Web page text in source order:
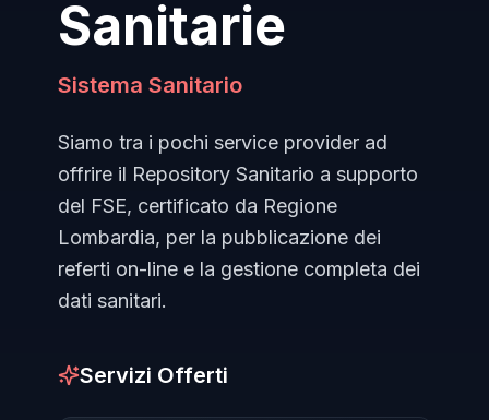
Sanitarie
Sistema Sanitario
Siamo tra i pochi service provider ad
offrire il Repository Sanitario a supporto
del FSE, certificato da Regione
Lombardia, per la pubblicazione dei
referti on-line e la gestione completa dei
dati sanitari.
Servizi Offerti